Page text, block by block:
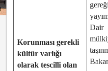
Korunması gerekli
kültür varlığı
olarak tescilli olan
Dair